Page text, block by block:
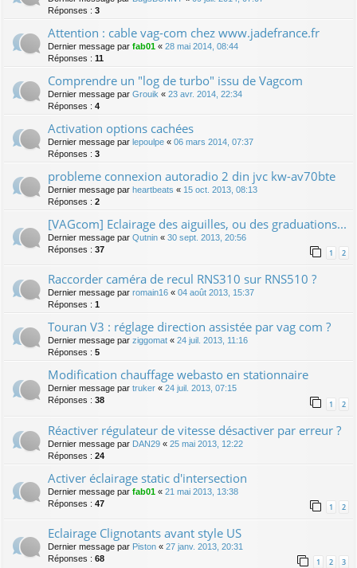
Réponses : 3
Attention : cable vag-com chez www.jadefrance.fr
Dernier message par fab01 « 28 mai 2014, 08:44
Réponses : 11
Comprendre un "log de turbo" issu de Vagcom
Dernier message par Grouik « 23 avr. 2014, 22:34
Réponses : 4
Activation options cachées
Dernier message par lepoulpe « 06 mars 2014, 07:37
Réponses : 3
probleme connexion autoradio 2 din jvc kw-av70bte
Dernier message par heartbeats « 15 oct. 2013, 08:13
Réponses : 2
[VAGcom] Eclairage des aiguilles, ou des graduations...
Dernier message par Qutnin « 30 sept. 2013, 20:56
Réponses : 37 1 2
Raccorder caméra de recul RNS310 sur RNS510 ?
Dernier message par romain16 « 04 août 2013, 15:37
Réponses : 1
Touran V3 : réglage direction assistée par vag com ?
Dernier message par ziggomat « 24 juil. 2013, 11:16
Réponses : 5
Modification chauffage webasto en stationnaire
Dernier message par truker « 24 juil. 2013, 07:15
Réponses : 38 1 2
Réactiver régulateur de vitesse désactiver par erreur ?
Dernier message par DAN29 « 25 mai 2013, 12:22
Réponses : 24
Activer éclairage static d'intersection
Dernier message par fab01 « 21 mai 2013, 13:38
Réponses : 47 1 2
Eclairage Clignotants avant style US
Dernier message par Piston « 27 janv. 2013, 20:31
Réponses : 68 1 2 3